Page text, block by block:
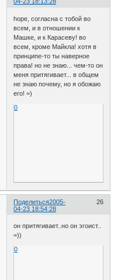
hope, согласна с тобой во
всем, и в отношении к
Машке, и к Карасеву! во
всем, кроме Майкла! хотя в
принципе-то ты наверное
права! но не знаю... чем-то он
меня притягивает... в общем
не знаю почему, но я обожаю
его! =)
0
Поделиться 26
2005-
04-23 18:54:28
он притягивает..но он эгоист..
=))
0